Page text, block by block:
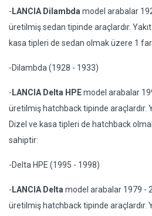
- LANCIA Dilambda model arabalar
üretilmiş sedan tipinde araçlardır.
kasa tipleri de sedan olmak üzere 1
-Dilambda (1928 - 1933)
- LANCIA Delta HPEmodel arabalar
üretilmiş hatchback tipinde araçlardır.
Dizel ve kasa tipleri de hatchback
sahiptir:
-Delta HPE (1995 - 1998)
- LANCIA Delta model arabalar 1979 -
üretilmiş hatchback tipinde araçlardır.